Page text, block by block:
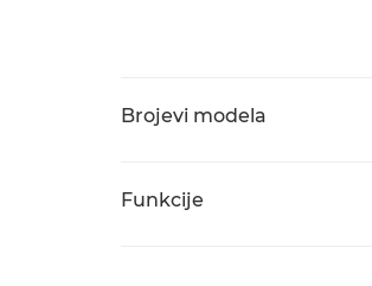
Brojevi modela
Funkcije